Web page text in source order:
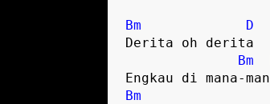
Bm
D
Derita oh derita
Bm
Bm